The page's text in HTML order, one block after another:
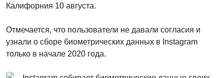
Калифорния 10 августа.
Отмечается, что пользователи не давали согласия и
узнали о сборе биометрических данных в Instagram
только в начале 2020 года.